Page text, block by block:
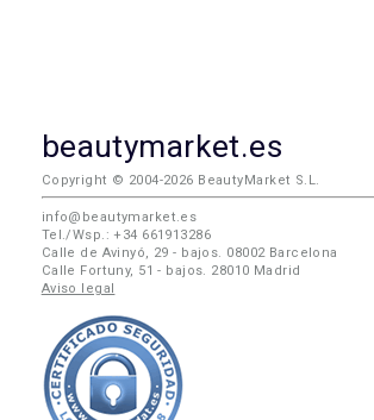
beautymarket.es
Copyright © 2004-2026 BeautyMarket S.L.
info@beautymarket.es
Tel./Wsp.: +34 661913286
Calle de Avinyó, 29 - bajos. 08002 Barcelona
Calle Fortuny, 51 - bajos. 28010 Madrid
Aviso legal